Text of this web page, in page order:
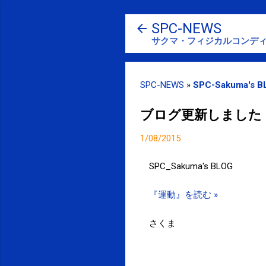
SPC-NEWS
サクマ・フィジカルコンデ
SPC-NEWS » SPC-Sakuma's
ブログ更新しました
1/08/2015
SPC_Sakuma's BLOG
『運動』を読む »
さくま